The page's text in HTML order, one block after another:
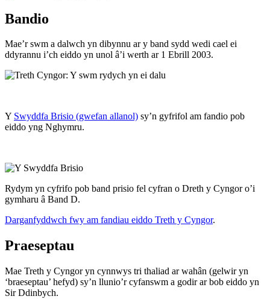
Bandio
Mae’r swm a dalwch yn dibynnu ar y band sydd wedi cael ei
ddyrannu i’ch eiddo yn unol â’i werth ar 1 Ebrill 2003.
Y Swyddfa Brisio (gwefan allanol) sy’n gyfrifol am fandio pob
eiddo yng Nghymru.
Rydym yn cyfrifo pob band prisio fel cyfran o Dreth y Cyngor o’i
gymharu â Band D.
Darganfyddwch fwy am fandiau eiddo Treth y Cyngor.
Praeseptau
Mae Treth y Cyngor yn cynnwys tri thaliad ar wahân (gelwir yn
‘braeseptau’ hefyd) sy’n llunio’r cyfanswm a godir ar bob eiddo yn
Sir Ddinbych.